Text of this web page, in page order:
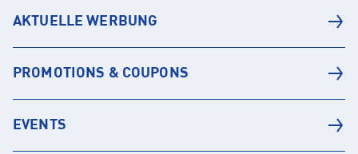
AKTUELLE WERBUNG
PROMOTIONS & COUPONS
EVENTS